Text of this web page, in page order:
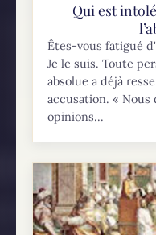
Qui est
Êtes-vous fatigué
Je le suis. Toute
absolue a déjà
accusation. « Nous
opinions...